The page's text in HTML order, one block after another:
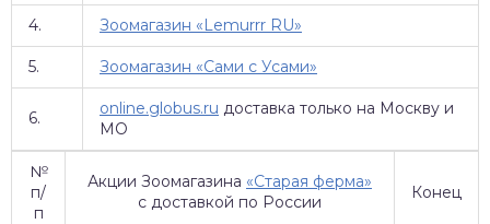
4. Зоомагазин «Lemurrr RU»
5. Зоомагазин «Сами с Усами»
6. online.globus.ru доставка только на Москву и
МО
№
п/
п
Акции Зоомагазина «Старая ферма»
с доставкой по России
Конец